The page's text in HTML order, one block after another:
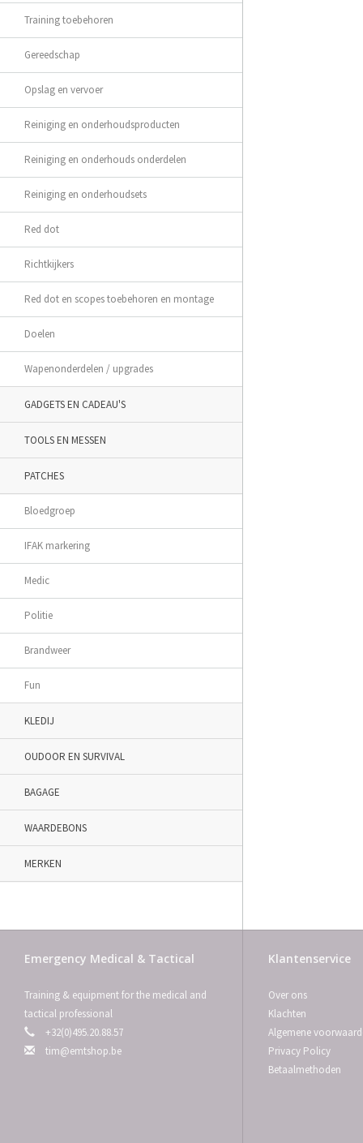
Training toebehoren
Gereedschap
Opslag en vervoer
Reiniging en onderhoudsproducten
Reiniging en onderhouds onderdelen
Reiniging en onderhoudsets
Red dot
Richtkijkers
Red dot en scopes toebehoren en montage
Doelen
Wapenonderdelen / upgrades
GADGETS EN CADEAU'S
TOOLS EN MESSEN
PATCHES
Bloedgroep
IFAK markering
Medic
Politie
Brandweer
Fun
KLEDIJ
OUDOOR EN SURVIVAL
BAGAGE
WAARDEBONS
MERKEN
Emergency Medical & Tactical
Training & equipment for the medical and
tactical professional
+32(0)495.20.88.57
tim@emtshop.be
Klantenservice
Over ons
Klachten
Algemene
Privacy Policy
Betaalmethoden